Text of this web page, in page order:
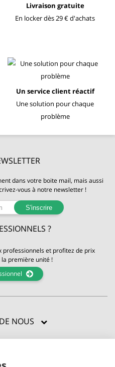
Livraison gratuite
En locker dès 29 € d'achats
Un service client réactif
Une solution pour chaque
problème
dans votre boite mail, mais aussi
vous à notre newsletter !
S'inscrire
?
professionnels et profitez de prix
première unité !
NOUS